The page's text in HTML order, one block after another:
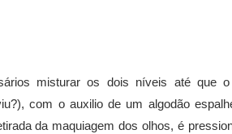
misturar os dois níveis até que
com o auxilio de um algodão
da maquiagem dos olhos, é